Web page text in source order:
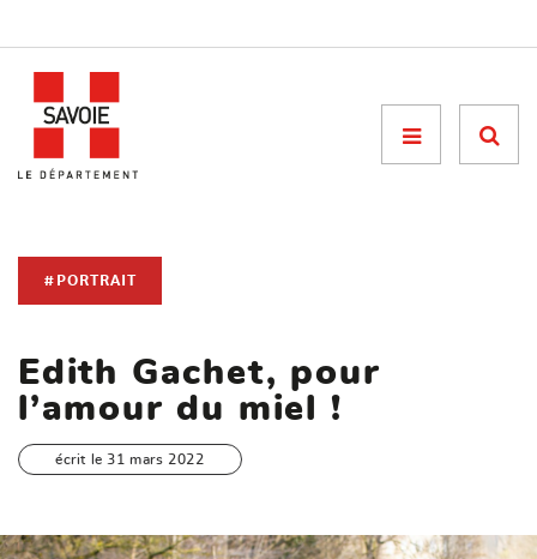
Menu

#PORTRAIT
Edith Gachet, pour
l’amour du miel !
écrit le 31 mars 2022